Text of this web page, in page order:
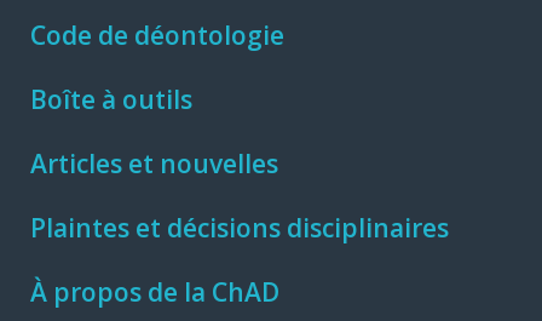
Code de déontologie
Boîte à outils
Articles et nouvelles
Plaintes et décisions disciplinaires
À propos de la ChAD